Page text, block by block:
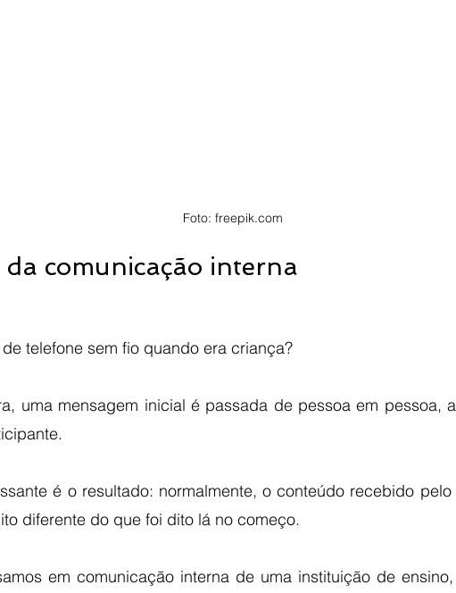
Foto: freepik.com
da comunicação interna
telefone sem fio quando era criança?
uma mensagem inicial é passada de pessoa em pessoa,
é o resultado: normalmente, o conteúdo recebido pelo
diferente do que foi dito lá no começo.
em comunicação interna de uma instituição de